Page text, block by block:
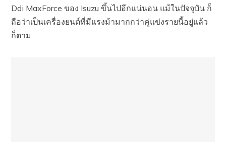
Ddi MaxForce ของ Isuzu ขึ้นไปอีกแน่นอน แม้ในปัจจุบัน ก็
ถือว่าเป็นเครื่องยนต์ที่มีแรงม้ามากกว่าคู่แข่งรายนี้อยู่แล้ว
ก็ตาม